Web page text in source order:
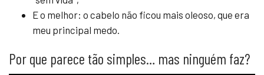
E o melhor: o cabelo não ficou mais oleoso, que era
meu principal medo.
Por que parece tão simples… mas ninguém faz?